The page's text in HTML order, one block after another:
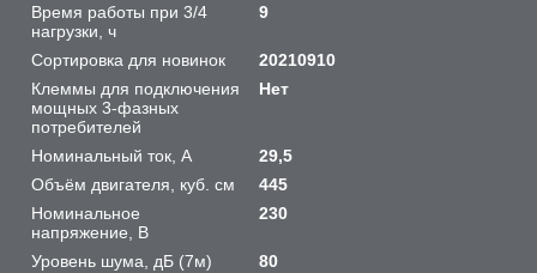
Время работы при 3/4
нагрузки, ч
9
Сортировка для новинок
20210910
Клеммы для подключения
мощных 3-фазных
потребителей
Нет
Номинальный ток, A
29,5
Объём двигателя, куб. см
445
Номинальное
напряжение, В
230
Уровень шума, дБ (7м)
80